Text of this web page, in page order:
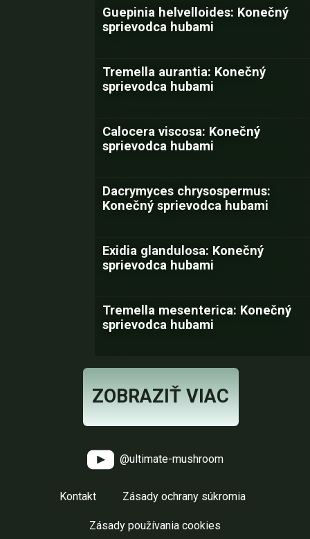
Guepinia helvelloides: Konečný
sprievodca hubami
Tremella aurantia: Konečný
sprievodca hubami
Calocera viscosa: Konečný
sprievodca hubami
Dacrymyces chrysospermus:
Konečný sprievodca hubami
Exidia glandulosa: Konečný
sprievodca hubami
Tremella mesenterica: Konečný
sprievodca hubami
ZOBRAZIŤ VIAC
@ultimate-mushroom
Kontakt Zásady ochrany súkromia
Zásady používania cookies